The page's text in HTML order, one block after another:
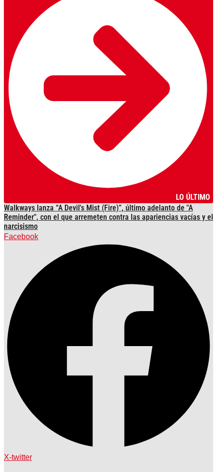
LO ÚLTIMO
Walkways lanza “A Devil's Mist (Fire)”, último adelanto de "A
Reminder", con el que arremeten contra las apariencias vacías y el
narcisismo
Facebook
X-twitter